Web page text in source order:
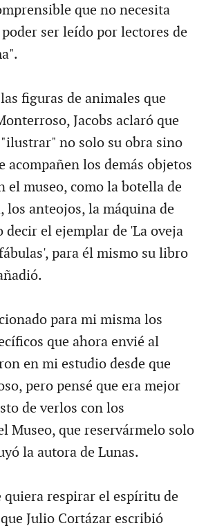
que no necesita
ser leído por lectores de
figuras de animales que
Jacobs aclaró que
no solo su obra sino
acompañen los demás objetos
el museo, como la botella de
los anteojos, la máquina de
decir el ejemplar de 'La oveja
para él mismo su libro
para mi misma los
que ahora envié al
en mi estudio desde que
pero pensé que era mejor
de verlos con los
Museo, que reservármelo solo
la autora de Lunas.
quiera respirar el espíritu de
Julio Cortázar escribió